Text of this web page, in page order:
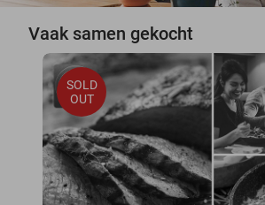
Vaak samen gekocht
SOLD
OUT